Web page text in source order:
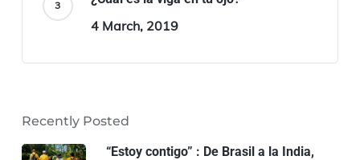
4 March, 2019
Recently Posted
“Estoy contigo” : De Brasil a la India,